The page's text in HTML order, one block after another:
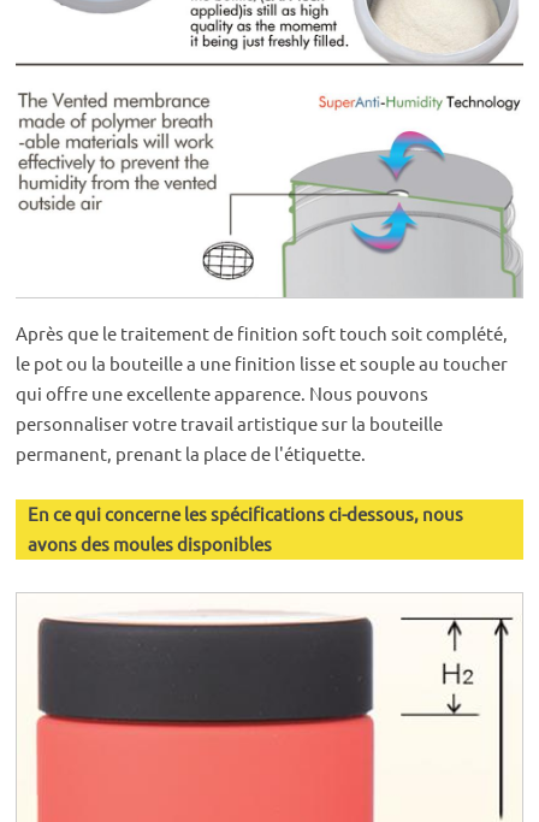
Après que le traitement de finition soft touch soit complété,
le pot ou la bouteille a une finition lisse et souple au toucher
qui offre une excellente apparence. Nous pouvons
personnaliser votre travail artistique sur la bouteille
permanent, prenant la place de l'étiquette.
En ce qui concerne les spécifications ci-dessous, nous
avons des moules disponibles